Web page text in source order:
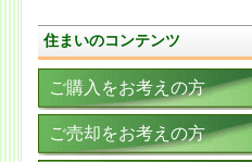
住まいのコンテンツ
ご購入をお考えの方
ご売却をお考えの方